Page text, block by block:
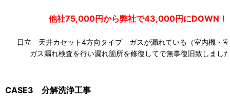
他社75,000円から弊社で43,000円にDOWN！
日立 天井カセット4方向タイプ ガスが漏れている（室内機・
ガス漏れ検査を行い漏れ箇所を修復してで無事復旧致しまし
CASE3 分解洗浄工事